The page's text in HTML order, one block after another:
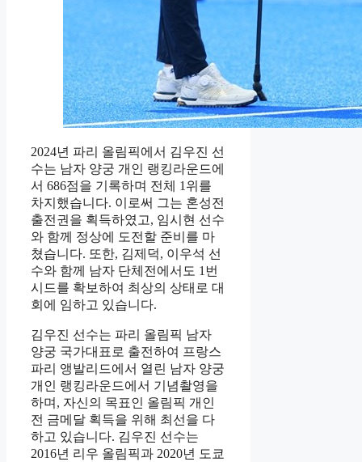
2024년 파리 올림픽에서 김우진 선
수는 남자 양궁 개인 랭킹라운드에
서 686점을 기록하며 전체 1위를
차지했습니다. 이로써 그는 혼성전
출전권을 획득하였고, 임시현 선수
와 함께 정상에 도전할 준비를 마
쳤습니다. 또한, 김제덕, 이우석 선
수와 함께 남자 단체전에서도 1번
시드를 확보하여 최상의 상태로 대
회에 임하고 있습니다.
김우진 선수는 파리 올림픽 남자
양궁 국가대표로 출전하여 프랑스
파리 앵발리드에서 열린 남자 양궁
개인 랭킹라운드에서 기념촬영을
하며, 자신의 목표인 올림픽 개인
전 금메달 획득을 위해 최선을 다
하고 있습니다. 김우진 선수는
2016년 리우 올림픽과 2020년 도쿄